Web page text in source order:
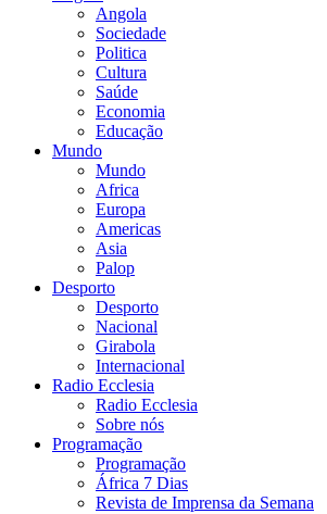
Angola
Sociedade
Politica
Cultura
Saúde
Economia
Educação
Mundo
Mundo
Africa
Europa
Americas
Asia
Palop
Desporto
Desporto
Nacional
Girabola
Internacional
Radio Ecclesia
Radio Ecclesia
Sobre nós
Programação
Programação
África 7 Dias
Revista de Imprensa da Semana